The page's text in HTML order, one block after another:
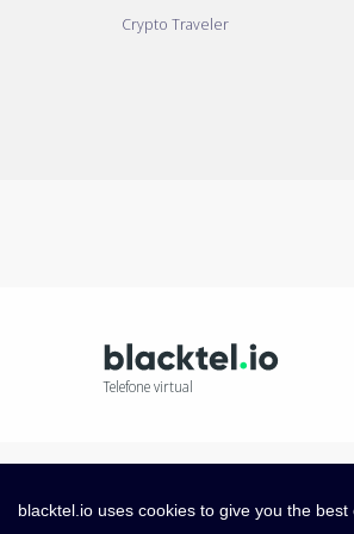
Crypto Traveler
Telefone virtual
blacktel.io uses cookies to give you the best